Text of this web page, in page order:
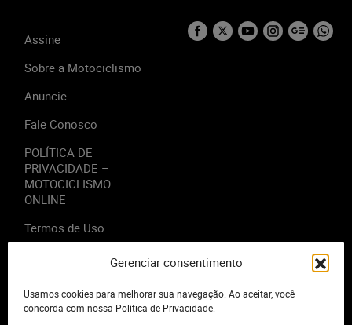
Gerenciar consentimento
Usamos cookies para melhorar sua navegação. Ao aceitar, você
concorda com nossa Política de Privacidade.
Assine
Sobre a Motociclismo
Anuncie
Fale Conosco
POLÍTICA DE
PRIVACIDADE –
MOTOCICLISMO
ONLINE
Termos de Uso
2023 - Editora Motor Midia. Todos os direitos reservados.